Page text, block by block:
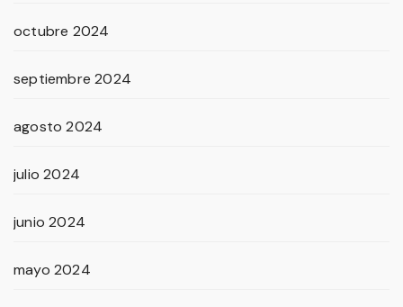
octubre 2024
septiembre 2024
agosto 2024
julio 2024
junio 2024
mayo 2024